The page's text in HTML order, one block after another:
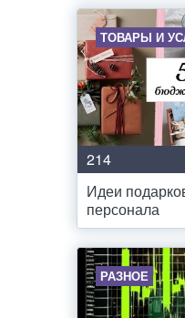
ТОВАРЫ И
214
Идеи
персонала
РАЗНОЕ